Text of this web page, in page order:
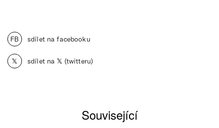
FB sdílet na facebooku
𝕏 sdílet na 𝕏 (twitteru)
Související